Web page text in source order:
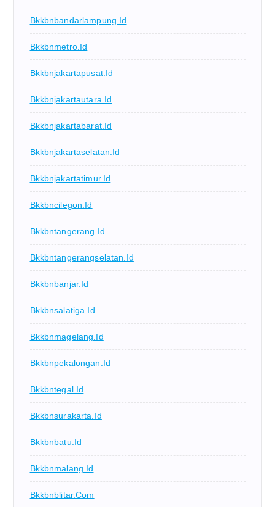
Bkkbnbandarlampung.id
Bkkbnmetro.id
Bkkbnjakartapusat.id
Bkkbnjakartautara.id
Bkkbnjakartabarat.id
Bkkbnjakartaselatan.id
Bkkbnjakartatimur.id
Bkkbncilegon.id
Bkkbntangerang.id
Bkkbntangerangselatan.id
Bkkbnbanjar.id
Bkkbnsalatiga.id
Bkkbnmagelang.id
Bkkbnpekalongan.id
Bkkbntegal.id
Bkkbnsurakarta.id
Bkkbnbatu.id
Bkkbnmalang.id
Bkkbnblitar.com